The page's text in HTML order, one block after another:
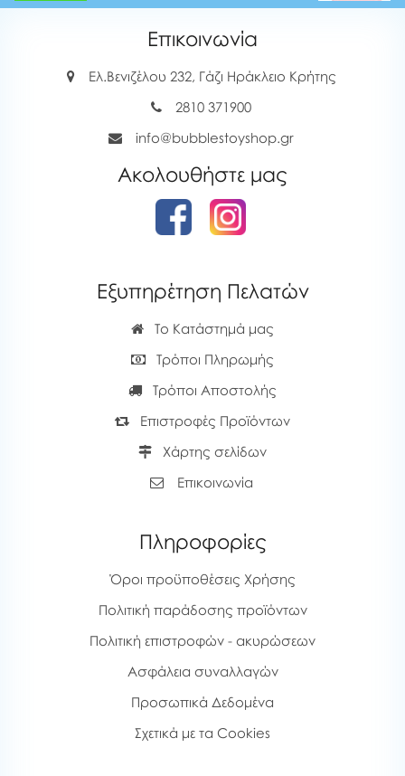
Επικοινωνία
Ελ.Βενιζέλου 232, Γάζι Ηράκλειο Κρήτης
2810 371900
info@bubblestoyshop.gr
Ακολουθήστε μας
Εξυπηρέτηση Πελατών
Το Κατάστημά μας
Τρόποι Πληρωμής
Τρόποι Αποστολής
Επιστροφές Προϊόντων
Χάρτης σελίδων
Επικοινωνία
Πληροφορίες
Όροι προϋποθέσεις Χρήσης
Πολιτική παράδοσης προϊόντων
Πολιτική επιστροφών - ακυρώσεων
Ασφάλεια συναλλαγών
Προσωπικά Δεδομένα
Σχετικά με τα Cookies